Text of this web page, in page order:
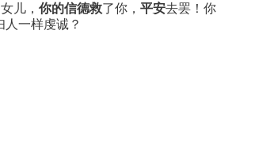
儿， 你的信德救了你， 平安去罢！你
人一样虔诚？